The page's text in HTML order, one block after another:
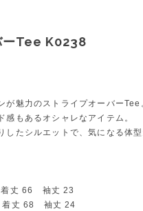
ーTee K0238
が魅力のストライプオーバーTee
感もあるオシャレなアイテム。
したシルエットで、気になる体
丈 66 袖丈 23
丈 68 袖丈 24